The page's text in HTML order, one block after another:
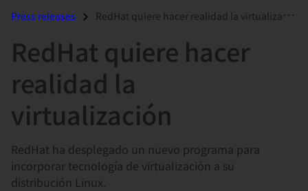
のPress releases RedHat quiere hacer realidad la virtualización...
RedHat quiere hacer
realidad la
virtualización
RedHat ha desplegado un nuevo programa para
incorporar tecnología de virtualización a su
distribución Linux.